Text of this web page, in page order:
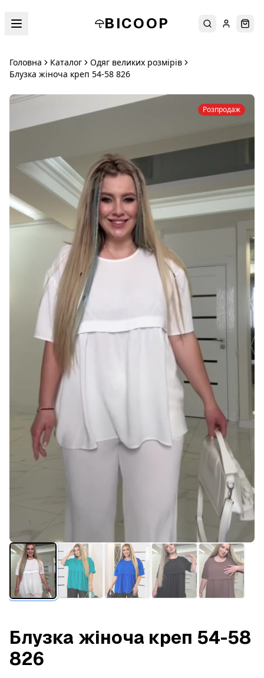
BICOOP ПошукУвійти
Головна Каталог
Одяг великих розмірів
Блузка жіноча креп 54-58 826
Розпродаж
Блузка жіноча креп 54-58
826